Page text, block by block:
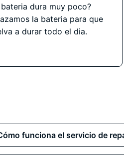
dura muy poco?
la bateria para que
a durar todo el dia.
funciona el servicio de